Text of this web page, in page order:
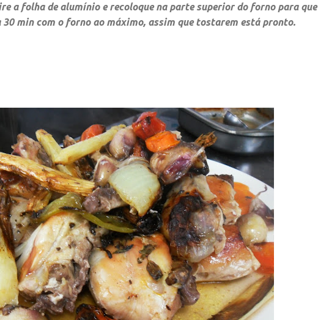
a folha de alumínio e recoloque na parte superior do forno para que
30 min com o forno ao máximo, assim que tostarem está pronto.